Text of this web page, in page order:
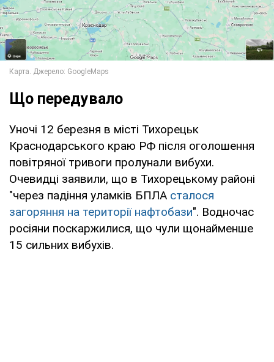
Що передувало
Уночі 12 березня в місті Тихорецьк
Краснодарського краю РФ після оголошення
повітряної тривоги пролунали вибухи.
Очевидці заявили, що в Тихорецькому районі
"через падіння уламків БПЛА сталося
загоряння на території нафтобази". Водночас
росіяни поскаржилися, що чули щонайменше
15 сильних вибухів.